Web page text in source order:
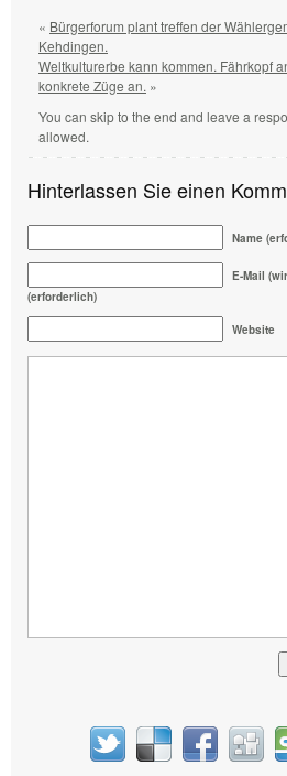
« Bürgerforum plant treffen der
Kehdingen.
Weltkulturerbe kann kommen. Fährkopf
konkrete Züge an. »
You can skip to the end and leave a
allowed.
Hinterlassen Sie einen
Name
E-Mail
(erforderlich)
Website